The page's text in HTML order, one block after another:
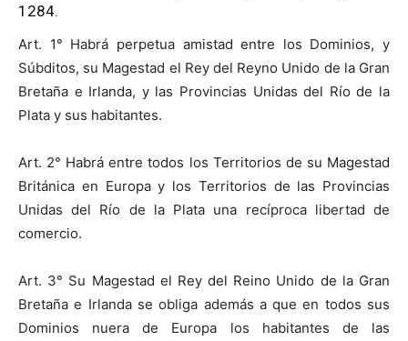
1284.
Art. 1° Habrá perpetua amistad entre los Dominios, y
Súbditos, su Magestad el Rey del Reyno Unido de la Gran
Bretaña e Irlanda, y las Provincias Unidas del Río de la
Plata y sus habitantes.
Art. 2° Habrá entre todos los Territorios de su Magestad
Británica en Europa y los Territorios de las Provincias
Unidas del Río de la Plata una recíproca libertad de
comercio.
Art. 3° Su Magestad el Rey del Reino Unido de la Gran
Bretaña e Irlanda se obliga además a que en todos sus
Dominios nuera de Europa los habitantes de las